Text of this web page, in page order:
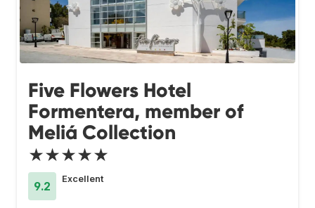
Five Flowers Hotel
Formentera, member of
Meliá Collection
★★★★★
9.2
Excellent